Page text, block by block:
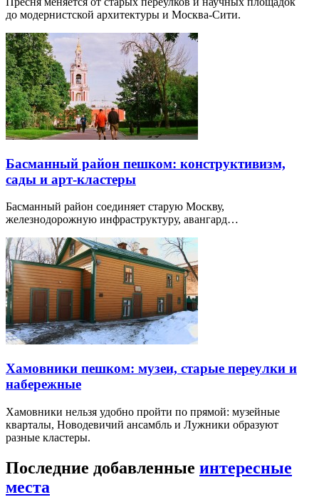
до модернистской архитектуры и Москва-Сити.
Басманный район пешком: конструктивизм,
сады и арт-кластеры
Басманный район соединяет старую Москву,
железнодорожную инфраструктуру, авангард…
Хамовники пешком: музеи, старые переулки и
набережные
Хамовники нельзя удобно пройти по прямой: музейные
кварталы, Новодевичий ансамбль и Лужники образуют
разные кластеры.
Последние добавленные интересные
места